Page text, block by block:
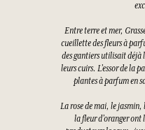
Entre terre et mer,
cueillette des fleurs à
des gantiers utilisait déjà
leurs cuirs. L’essor de la
plantes à parfum en
La rose de mai, le
la fleur d’oranger ont